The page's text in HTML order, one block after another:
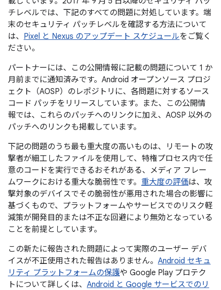
チレベルでは、下記のすべての問題に対処しています。端
末のセキュリティ パッチレベルを確認する方法について
は、 Pixel と Nexus のアップデート スケジュールをご覧く
ださい。
パートナーには、この公開情報に記載の問題について 1 か
月前までに通知済みです。Android オープンソース プロジ
ェクト（AOSP）のレポジトリに、各問題に対するソース
コード パッチをリリースしています。また、この公開情
報では、これらのパッチへのリンクに加え、AOSP 以外の
パッチへのリンクも掲載しています。
下記の問題のうち最も重大度の高いものは、リモートの攻
撃者が細工したファイルを使用して、特権プロセス内で任
意のコードを実行できるおそれがある、メディア フレー
ムワークにおける重大な脆弱性です。 重大度の評価は、攻
撃対象のデバイスでその脆弱性が悪用された場合の影響に
基づくもので、プラットフォームやサービスでのリスク軽
減策が開発目的または不正な回避により無効となっている
ことを前提としています。
この新たに報告された問題によって実際のユーザー デバ
イスが不正使用された報告はありません。 Android セキュ
リティ プラットフォームの保護や Google Play プロテク
トについて詳しくは、 Android と Google サービスでのリ